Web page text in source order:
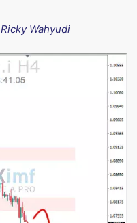
Ricky Wahyudi